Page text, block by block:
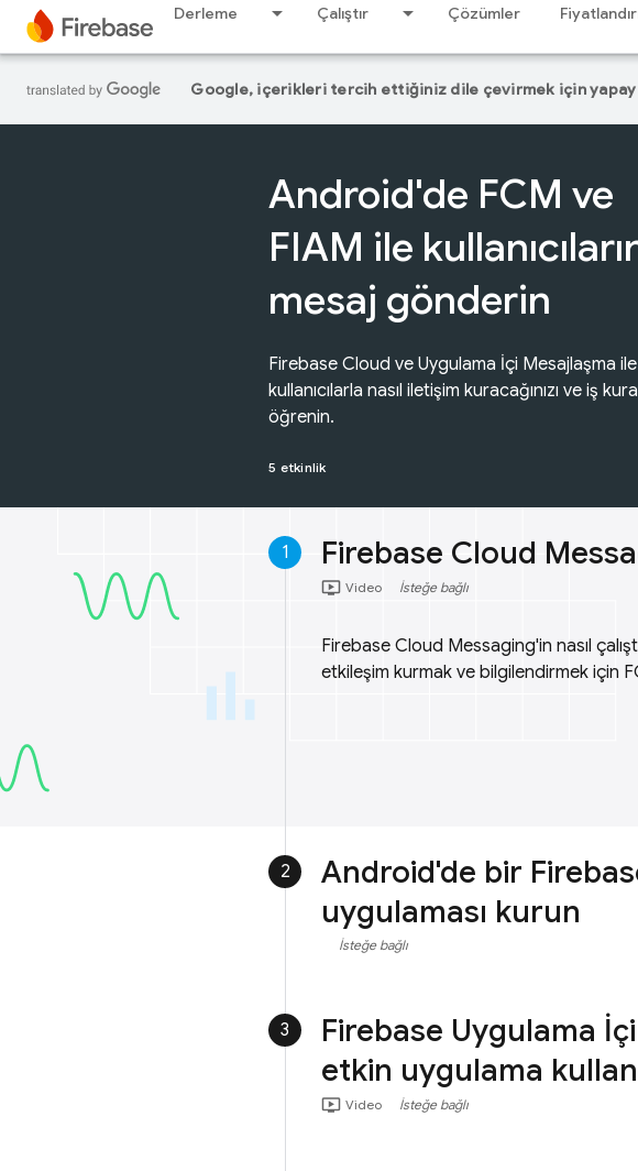
Derleme Çalıştır Çözümler
Google, içerikleri tercih ettiğiniz dile çevirmek için
Android'de FCM ve
FIAM ile
mesaj gönderin
Firebase Cloud ve Uygulama İçi Mesajlaşma ile
kullanıcılarla nasıl iletişim kuracağınızı ve iş
öğrenin.
5 etkinlik
1 Firebase Cloud
ondemand_video Video İsteğe bağlı
Firebase Cloud Messaging'in nasıl
etkileşim kurmak ve bilgilendirmek için
2
Android'de bir
uygulaması kurun
İsteğe bağlı
3
Firebase Uygulama
etkin uygulama
ondemand_video Video İsteğe bağlı